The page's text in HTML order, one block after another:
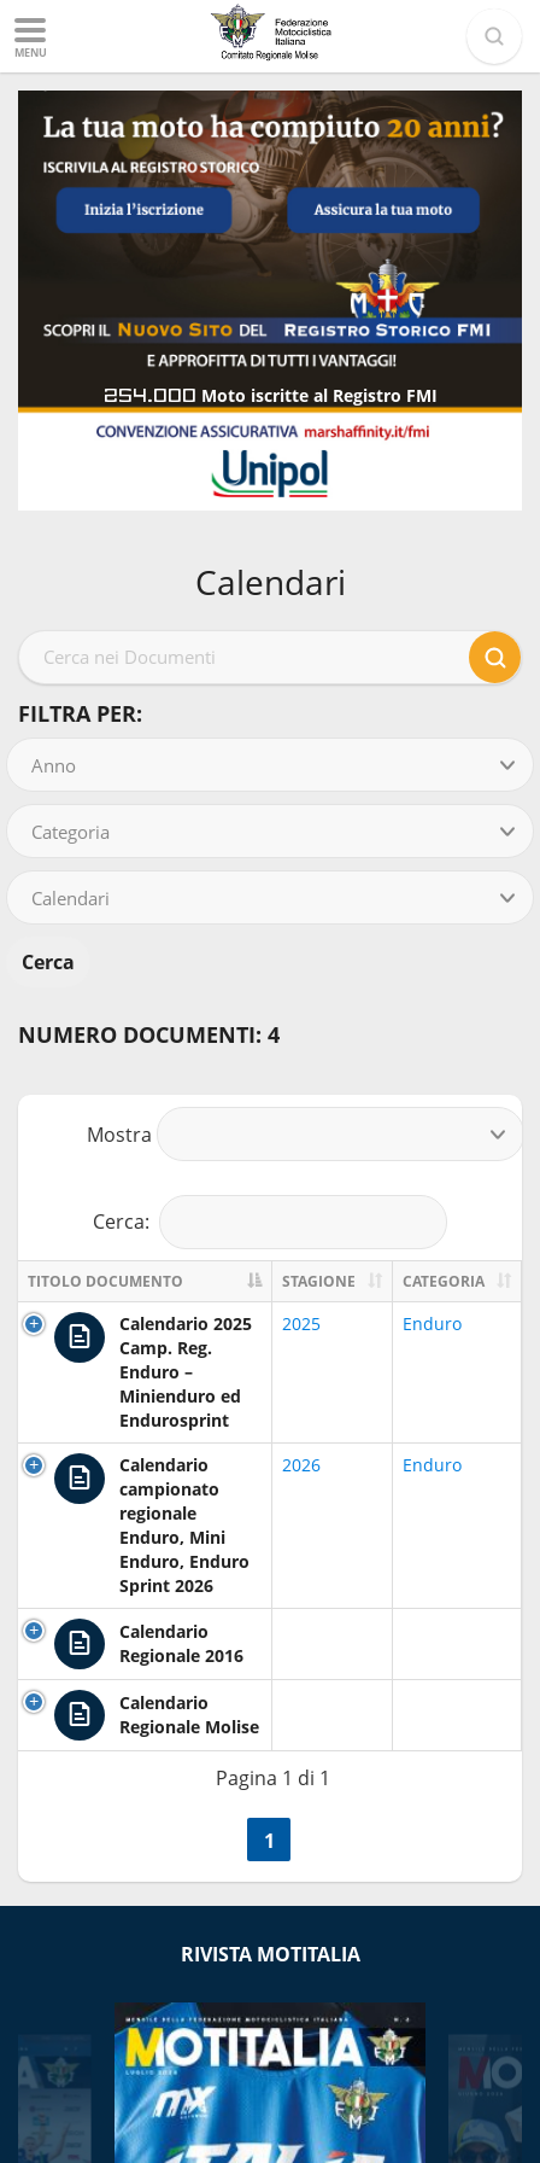
MENU
254.000 Moto iscritte al Registro FMI
Calendari
FILTRA PER:
Anno
Categoria
Calendari
NUMERO DOCUMENTI: 4
Mostra
Cerca:
TITOLO DOCUMENTO STAGIONE CATEGORIA
Calendario 2025
Camp. Reg.
Enduro –
Minienduro ed
Endurosprint
2025 Enduro
Calendario
campionato
regionale
Enduro, Mini
Enduro, Enduro
Sprint 2026
2026 Enduro
Calendario
Regionale 2016
Calendario
Regionale Molise
Pagina 1 di 1
1
RIVISTA MOTITALIA